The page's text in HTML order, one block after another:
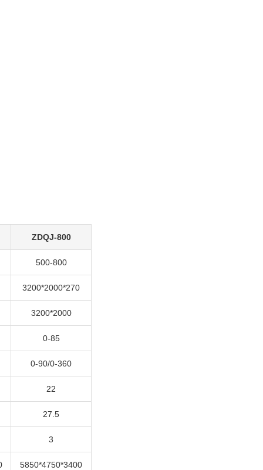
ZDQJ-800
500-800
3200*2000*270
3200*2000
0-85
0-90/0-360
22
27.5
3
5850*4750*3400